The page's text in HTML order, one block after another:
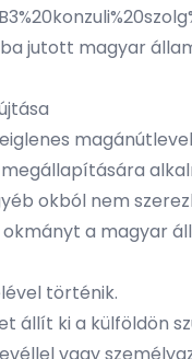
jutott magyar
okból nem
a magyar
történik.
állít ki a külföldön